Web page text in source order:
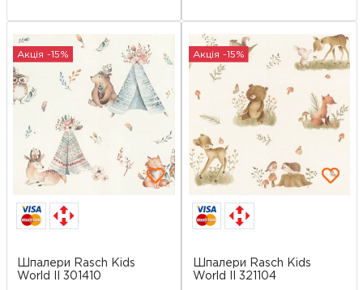
Акція -15%
Шпалери Rasch Kids
World II 301410
Акція -15%
Шпалери Rasch Kids
World II 321104